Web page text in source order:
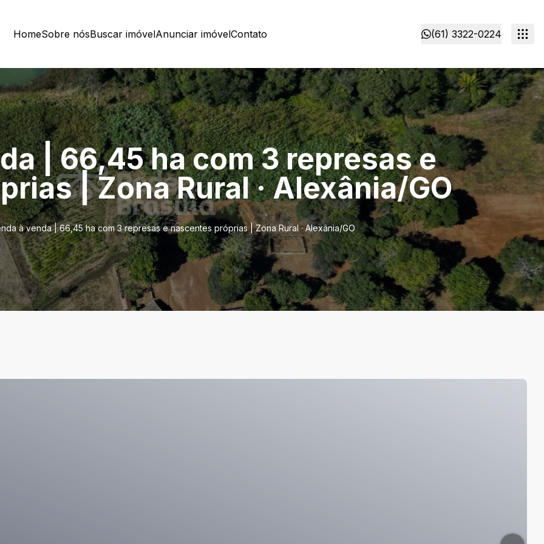
HomeSobre nósBuscar imóvelAnunciar imóvelContato (61) 3322-0224
| 66,45 ha com 3 represas e
| Zona Rural · Alexânia/GO
à venda | 66,45 ha com 3 represas e nascentes próprias | Zona Rural · Alexânia/GO